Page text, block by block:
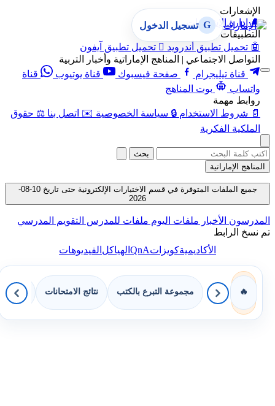
الإشعارات
🔔 إدارة الإشعارات
التطبيقات
🤖 تحميل تطبيق أندرويد  تحميل تطبيق آيفون
التواصل الاجتماعي | المناهج الإماراتية وأخبار التربية
قناة تيليجرام
صفحة فيسبوك قناة يوتيوب
قناة
واتساب
بوت المناهج
روابط مهمة
📄 شروط الاستخدام 🔒 سياسة الخصوصية ✉️ اتصل بنا ⚖️ حقوق
الملكية الفكرية
G تسجيل الدخول
بحث
المناهج الإماراتية
جميع الملفات المتوفرة في قسم الاختبارات الإلكترونية حتى تاريخ 10-08-
2026
المدرسون الأخبار ملفات اليوم ملفات للمدرس التقويم المدرسي
تم نسخ الرابط
الأكاديميةكويزاتQnAالهياكل الفيديوهات
🔥 مجموعة التبرع بالكتب نتائج الامتحانات